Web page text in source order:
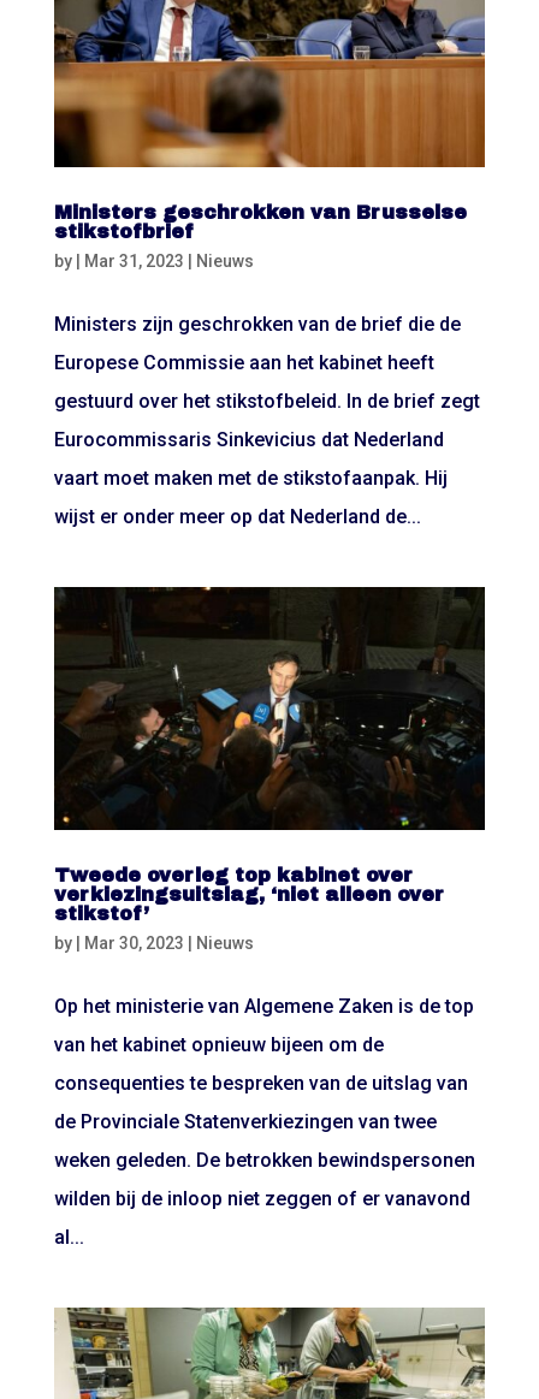
Ministers geschrokken van Brusselse
stikstofbrief
by Mar 31, 2023 Nieuws
Ministers zijn geschrokken van de brief die de
Europese Commissie aan het kabinet heeft
gestuurd over het stikstofbeleid. In de brief zegt
Eurocommissaris Sinkevicius dat Nederland
vaart moet maken met de stikstofaanpak. Hij
wijst er onder meer op dat Nederland de...
Tweede overleg top kabinet over
verkiezingsuitslag, ‘niet alleen over
stikstof’
by Mar 30, 2023 Nieuws
Op het ministerie van Algemene Zaken is de top
van het kabinet opnieuw bijeen om de
consequenties te bespreken van de uitslag van
de Provinciale Statenverkiezingen van twee
weken geleden. De betrokken bewindspersonen
wilden bij de inloop niet zeggen of er vanavond
al...